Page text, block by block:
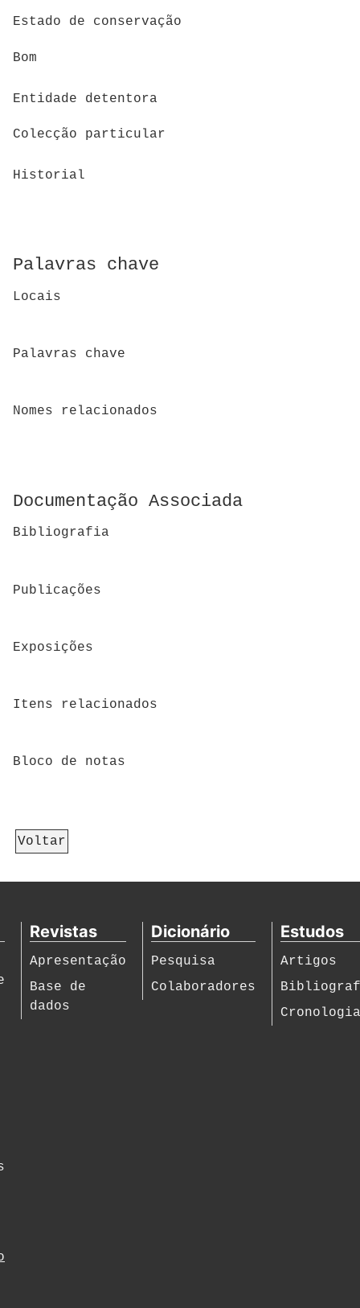
Estado de conservação
Bom
Entidade detentora
Colecção particular
Historial
Palavras chave
Locais
Palavras chave
Nomes relacionados
Documentação Associada
Bibliografia
Publicações
Exposições
Itens relacionados
Bloco de notas
Voltar
Revistas
Apresentação
Base de
dados
Dicionário
Pesquisa
Colaboradores
Estudos
Artigos